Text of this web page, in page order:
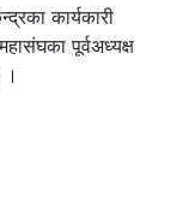
कार्यकारी
पूर्वअध्यक्ष